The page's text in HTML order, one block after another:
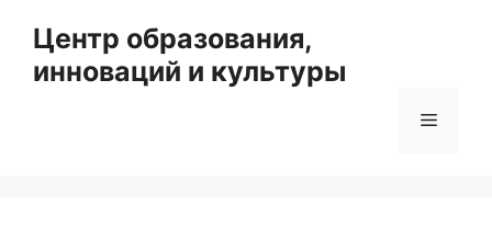
содержимому
Центр образования,
инноваций и культуры
Меню